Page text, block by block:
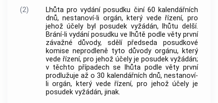
(2)
Lhůta pro vydání posudku činí 60 kalendářních
dnů, nestanoví-li orgán, který vede řízení, pro
jehož účely byl posudek vyžádán, lhůtu delší.
Brání-li vydání posudku ve lhůtě podle věty první
závažné důvody, sdělí předseda posudkové
komise neprodleně tyto důvody orgánu, který
vede řízení, pro jehož účely je posudek vyžádán;
v těchto případech se lhůta podle věty první
prodlužuje až o 30 kalendářních dnů, nestanoví-
li orgán, který vede řízení, pro jehož účely je
posudek vyžádán, jinak.